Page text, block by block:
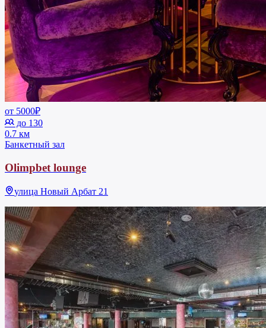
от 5000₽
до 130
0.7 км
Банкетный зал
Olimpbet lounge
улица Новый Арбат 21